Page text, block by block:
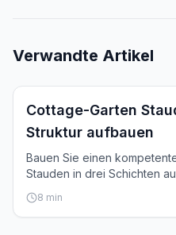
Verwandte Artikel
Inspiration
Cottage-Garten
Struktur aufbauen
Bauen Sie einen
Stauden in drei Schichten
Pflanzen wohin gehören
schaffen.
8 min